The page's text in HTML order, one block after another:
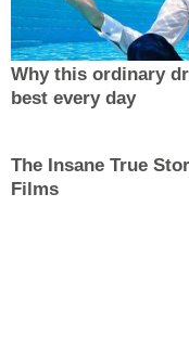
Why this ordinary
best every day
The Insane True
Films